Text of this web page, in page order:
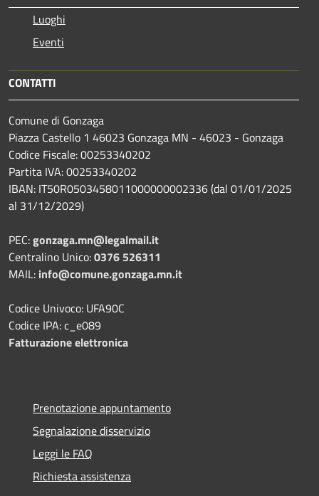
Luoghi
Eventi
CONTATTI
Comune di Gonzaga
Piazza Castello 1 46023 Gonzaga MN - 46023 - Gonzaga
Codice Fiscale: 00253340202
Partita IVA: 00253340202
IBAN: IT50R0503458011000000002336 (dal 01/01/2025
al 31/12/2029)
PEC:gonzaga.mn@legalmail.it
Centralino Unico:0376 526311
MAIL: info@comune.gonzaga.mn.it
Codice Univoco: UFA90C
Codice IPA: c_e089
Fatturazione elettronica
Prenotazione appuntamento
Segnalazione disservizio
Leggi le FAQ
Richiesta assistenza